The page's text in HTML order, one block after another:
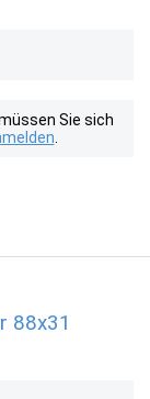
Sie sich
88x31